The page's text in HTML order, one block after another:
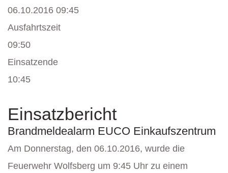
06.10.2016 09:45
Ausfahrtszeit
09:50
Einsatzende
10:45
Einsatzbericht
Brandmeldealarm EUCO Einkaufszentrum
Am Donnerstag, den 06.10.2016, wurde die
Feuerwehr Wolfsberg um 9:45 Uhr zu einem